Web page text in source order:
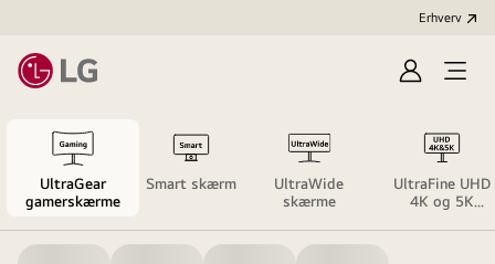
Erhverv
Log
Åbn
UltraGear
gamerskærme
Smart skærm
UltraWide
skærme
UltraFine UHD
4K og 5K